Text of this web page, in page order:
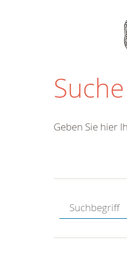
Suche
Geben Sie hier